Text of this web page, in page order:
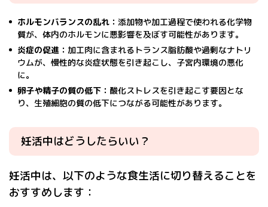
ホルモンバランスの乱れ： 添加物や加工過程で使われる化学物
質が、体内のホルモンに悪影響を及ぼす可能性があります。
炎症の促進： 加工肉に含まれるトランス脂肪酸や過剰なナトリ
ウムが、慢性的な炎症状態を引き起こし、子宮内環境の悪化
に。
卵子や精子の質の低下： 酸化ストレスを引き起こす要因とな
り、生殖細胞の質の低下につながる可能性があります。
妊活中はどうしたらいい？
妊活中は、以下のような食生活に切り替えることを
おすすめします：